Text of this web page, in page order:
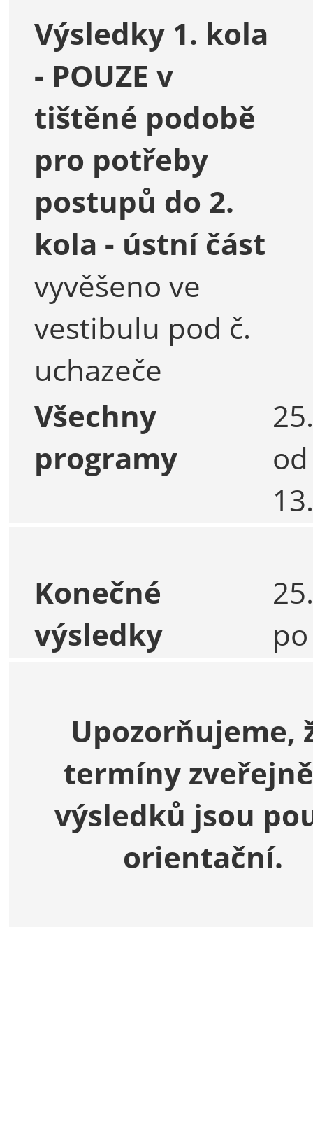
Výsledky 1. kola
- POUZE v
tištěné podobě
pro potřeby
postupů do 2.
kola - ústní část
vyvěšeno ve
vestibulu pod č.
uchazeče
Všechny
programy
Konečné
výsledky
Upozorňujeme,
termíny
výsledků jsou
orientační.